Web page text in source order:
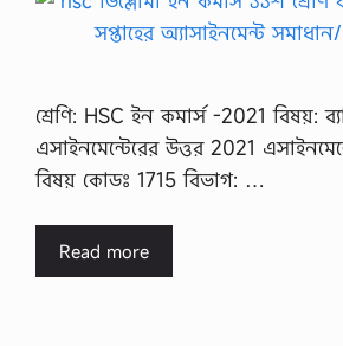
শ্রেণি: HSC ইন কমার্স -2021 বিষয়:
এসাইনমেন্টেরের উত্তর 2021
বিষয় কোডঃ 1715 বিভাগ: …
Read more